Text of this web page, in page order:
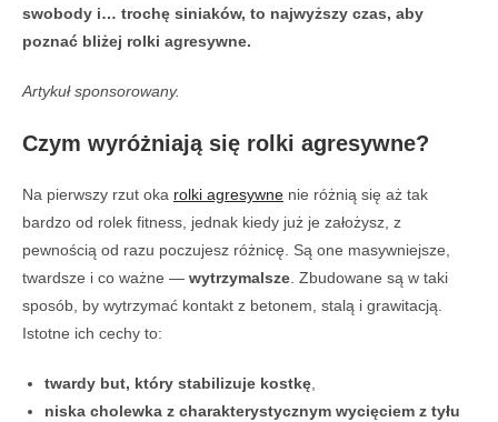
swobody i… trochę siniaków, to najwyższy czas, aby
poznać bliżej rolki agresywne.
Artykuł sponsorowany.
Czym wyróżniają się rolki agresywne?
Na pierwszy rzut oka rolki agresywne nie różnią się aż tak
bardzo od rolek fitness, jednak kiedy już je założysz, z
pewnością od razu poczujesz różnicę. Są one masywniejsze,
twardsze i co ważne — wytrzymalsze . Zbudowane są w taki
sposób, by wytrzymać kontakt z betonem, stalą i grawitacją.
Istotne ich cechy to:
twardy but, który stabilizuje kostkę
niska cholewka z charakterystycznym wycięciem z tyłu